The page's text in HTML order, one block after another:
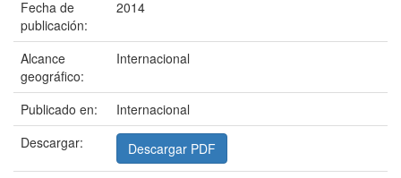
Fecha de
publicación:
2014
Alcance
geográfico:
Internacional
Publicado en:
Internacional
Descargar:
Descargar PDF